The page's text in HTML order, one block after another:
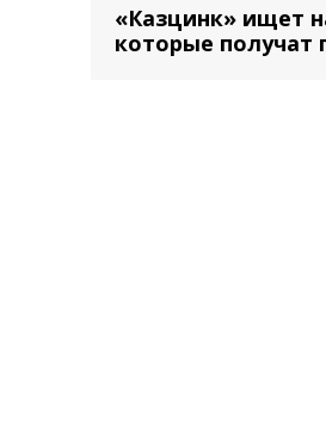
«Казцинк» ищет
которые получат